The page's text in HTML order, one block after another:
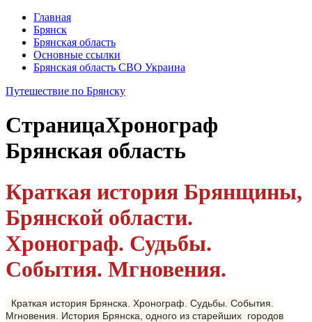
Главная
Брянск
Брянская область
Основные ссылки
Брянская область СВО Украина
Путешествие по Брянску
СтраницаХронограф
Брянская область
Краткая история Брянщины,
Брянской области.
Хронограф. Судьбы.
События. Мгновения.
Краткая история Брянска. Хронограф. Судьбы. События.
Мгновения. История Брянска, одного из старейших городов